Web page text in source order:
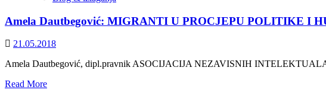
A
and
Dangerous
Amela Dautbegović: MIGRANTI U PROCJEPU POLITIKE I
21.05.2018
Amela Dautbegović, dipl.pravnik ASOCIJACIJA NEZAVISNIH
Read MoreRead